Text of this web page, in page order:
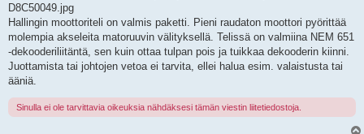
D8C50049.jpg
Hallingin moottoriteli on valmis paketti. Pieni raudaton moottori pyörittää
molempia akseleita matoruuvin välityksellä. Telissä on valmiina NEM 651
-dekooderiliitäntä, sen kuin ottaa tulpan pois ja tuikkaa dekooderin kiinni.
Juottamista tai johtojen vetoa ei tarvita, ellei halua esim. valaistusta tai
ääniä.
Sinulla ei ole tarvittavia oikeuksia nähdäksesi tämän viestin liitetiedostoja.